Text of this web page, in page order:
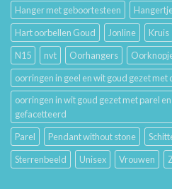
Hanger met geboortesteen
Hart oorbellen Goud
Jonline Kruis
N15
nvt Oorhangers
oorringen in geel en wit goud gezet met
oorringen in wit goud gezet met parel
gefacetteerd
Parel
Pendant without stone
Sterrenbeeld
Unisex Vrouwen